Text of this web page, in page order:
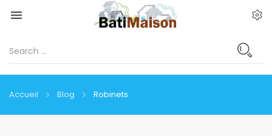

Accueil Blog Robinets